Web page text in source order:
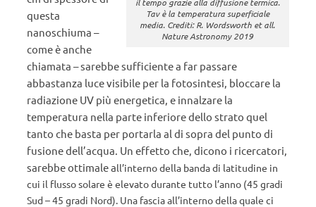
Tav è la temperatura superficiale
media. Crediti: R. Wordsworth et all.
Nature Astronomy 2019
questa
nanoschiuma –
come è anche
chiamata – sarebbe sufficiente a far passare
abbastanza luce visibile per la fotosintesi, bloccare la
radiazione UV più energetica, e innalzare la
temperatura nella parte inferiore dello strato quel
tanto che basta per portarla al di sopra del punto di
fusione dell’acqua. Un effetto che, dicono i ricercatori,
sarebbe ottimale all’interno della banda di latitudine in
cui il flusso solare è elevato durante tutto l’anno (45 gradi
Sud – 45 gradi Nord). Una fascia all’interno della quale ci